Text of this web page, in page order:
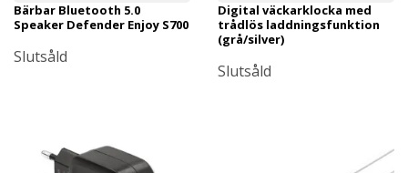
Bärbar Bluetooth 5.0
Speaker Defender Enjoy S700
Slutsåld
Digital väckarklocka med
trådlös laddningsfunktion
(grå/silver)
Slutsåld